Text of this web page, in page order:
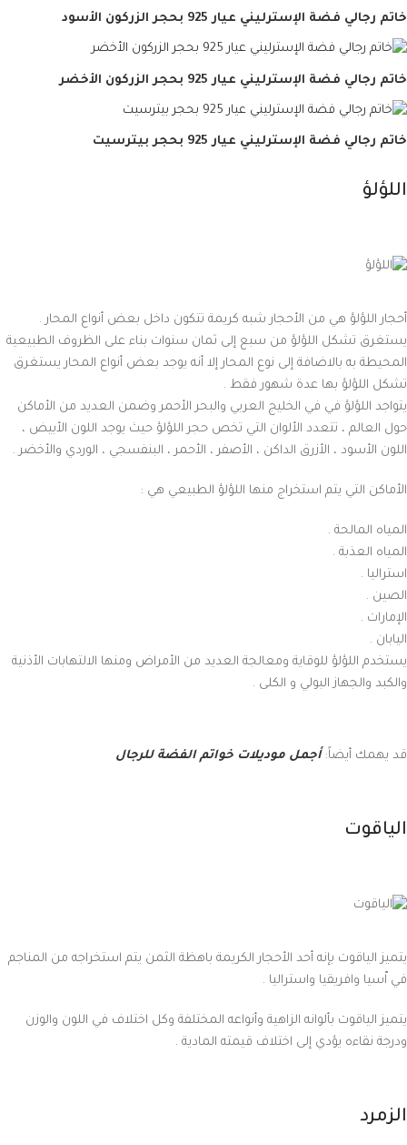
خاتم رجالي فضة الإسترليني عيار 925 بحجر الزركون الأسود
خاتم رجالي فضة الإسترليني عيار 925 بحجر الزركون الأخضر
خاتم رجالي فضة الإسترليني عيار 925 بحجر بيترسيت
اللؤلؤ
أحجار اللؤلؤ هي من الأحجار شبه كريمة تتكون داخل بعض أنواع المحار .
يستغرق تشكل اللؤلؤ من سبع إلى ثمان سنوات بناء على الظروف الطبيعية
المحيطة به بالاضافة إلى نوع المحار إلا أنه يوجد بعض أنواع المحار يستغرق
تشكل اللؤلؤ بها عدة شهور فقط .
يتواجد اللؤلؤ في في الخليج العربي والبحر الأحمر وضمن العديد من الأماكن
حول العالم ، تتعدد الألوان التي تخص حجر اللؤلؤ حيث يوجد اللون الأبيض ،
اللون الأسود ، الأزرق الداكن ، الأصفر ، الأحمر ، البنفسجي ، الوردي والأخضر .
الأماكن التي يتم استخراج منها اللؤلؤ الطبيعي هي :
المياه المالحة .
المياه العذبة .
استراليا .
الصين .
الإمارات .
اليابان .
يستخدم اللؤلؤ للوقاية ومعالجة العديد من الأمراض ومنها الالتهابات الأذنية
والكبد والجهاز البولي و الكلى .
قد يهمك أيضاً: أجمل موديلات خواتم الفضة للرجال
الياقوت
يتميز الياقوت بإنه أحد الأحجار الكريمة باهظة الثمن يتم استخراجه من المناجم
في اّسيا وافريقيا واستراليا .
يتميز الياقوت بألوانه الزاهية وأنواعه المختلفة وكل اختلاف في اللون والوزن
ودرجة نقاءه يؤدي إلى اختلاف قيمته المادية .
الزمرد